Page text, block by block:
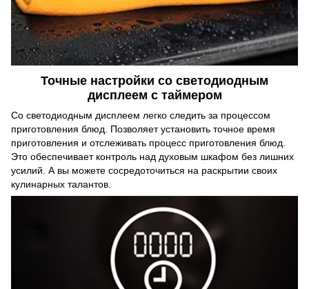
Точные настройки со светодиодным
дисплеем с таймером
Со светодиодным дисплеем легко следить за процессом
приготовления блюд. Позволяет установить точное время
приготовления и отслеживать процесс приготовления блюд.
Это обеспечивает контроль над духовым шкафом без лишних
усилий. А вы можете сосредоточиться на раскрытии своих
кулинарных талантов.